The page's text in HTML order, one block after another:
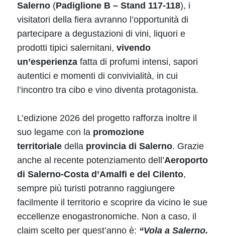
Salerno (Padiglione B – Stand 117-118), i
visitatori della fiera avranno l’opportunità di
partecipare a degustazioni di vini, liquori e
prodotti tipici salernitani, vivendo
un’esperienza fatta di profumi intensi, sapori
autentici e momenti di convivialità, in cui
l’incontro tra cibo e vino diventa protagonista.
L’edizione 2026 del progetto rafforza inoltre il
suo legame con la promozione
territoriale della provincia di Salerno. Grazie
anche al recente potenziamento dell’Aeroporto
di Salerno-Costa d’Amalfi e del Cilento,
sempre più turisti potranno raggiungere
facilmente il territorio e scoprire da vicino le sue
eccellenze enogastronomiche. Non a caso, il
claim scelto per quest’anno è: “Vola a Salerno.